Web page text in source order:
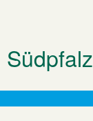
Südpfalz